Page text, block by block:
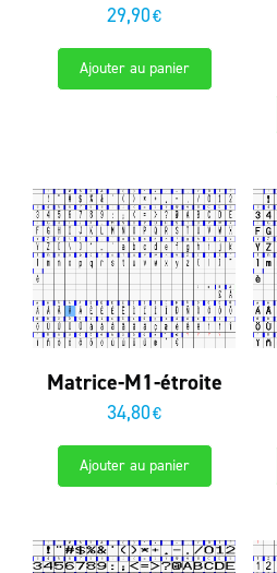
29,90€
Ajouter au panier
Matrice-M1-étroite
34,80€
Ajouter au panier